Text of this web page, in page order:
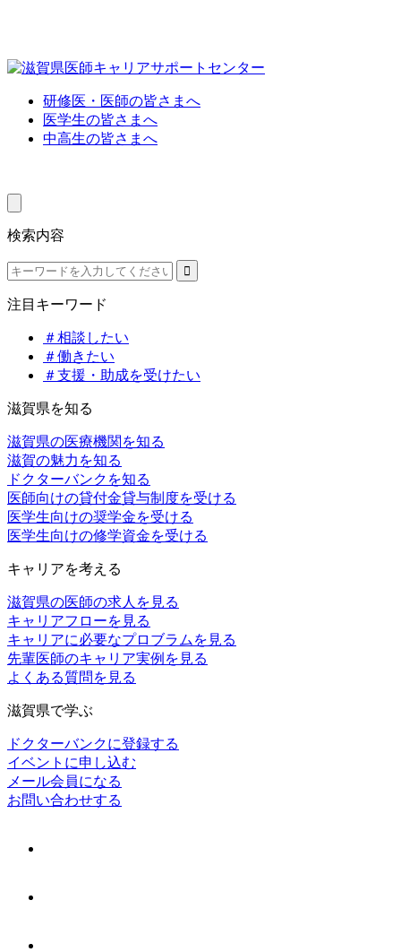
研修医・医師の皆さまへ
医学生の皆さまへ
中高生の皆さまへ
検索内容
注目キーワード
＃相談したい
＃働きたい
＃支援・助成を受けたい
滋賀県を知る
滋賀県の医療機関を知る
滋賀の魅力を知る
ドクターバンクを知る
医師向けの貸付金貸与制度を受ける
医学生向けの奨学金を受ける
医学生向けの修学資金を受ける
キャリアを考える
滋賀県の医師の求人を見る
キャリアフローを見る
キャリアに必要なプロブラムを見る
先輩医師のキャリア実例を見る
よくある質問を見る
滋賀県で学ぶ
ドクターバンクに登録する
イベントに申し込む
メール会員になる
お問い合わせする